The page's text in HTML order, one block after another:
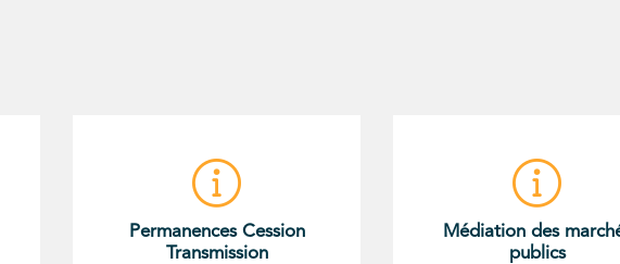
Permanences Cession
Transmission
Médiation des
publics